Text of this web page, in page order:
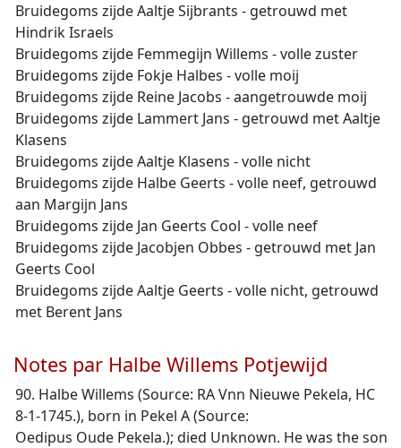
Bruidegoms zijde Aaltje Sijbrants - getrouwd met
Hindrik Israels
Bruidegoms zijde Femmegijn Willems - volle zuster
Bruidegoms zijde Fokje Halbes - volle moij
Bruidegoms zijde Reine Jacobs - aangetrouwde moij
Bruidegoms zijde Lammert Jans - getrouwd met Aaltje
Klasens
Bruidegoms zijde Aaltje Klasens - volle nicht
Bruidegoms zijde Halbe Geerts - volle neef, getrouwd
aan Margijn Jans
Bruidegoms zijde Jan Geerts Cool - volle neef
Bruidegoms zijde Jacobjen Obbes - getrouwd met Jan
Geerts Cool
Bruidegoms zijde Aaltje Geerts - volle nicht, getrouwd
met Berent Jans
Notes par Halbe Willems Potjewijd
90. Halbe Willems (Source: RA Vnn Nieuwe Pekela, HC
8-1-1745.), born in Pekel A (Source:
Oedipus Oude Pekela.); died Unknown. He was the son